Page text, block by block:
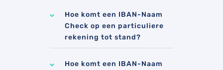
Hoe komt een IBAN-Naam
Check op een particuliere
rekening tot stand?
Hoe komt een IBAN-Naam